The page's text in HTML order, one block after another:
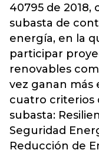
40795 de 2018,
subasta de
energía, en la
participar
renovables
vez ganan más
cuatro criterios
subasta:
Seguridad
Reducción de